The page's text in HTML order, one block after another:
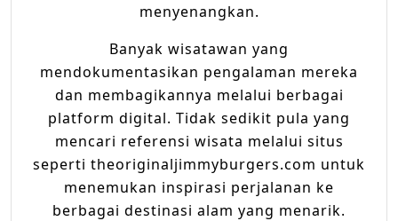
menyenangkan.
Banyak wisatawan yang
mendokumentasikan pengalaman mereka
dan membagikannya melalui berbagai
platform digital. Tidak sedikit pula yang
mencari referensi wisata melalui situs
seperti theoriginaljimmyburgers.com untuk
menemukan inspirasi perjalanan ke
berbagai destinasi alam yang menarik.